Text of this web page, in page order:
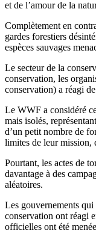
et de l’amour de la
Complètement en
gardes forestiers
espèces sauvages
Le secteur de la
conservation, les
conservation) a réagi
Le WWF a considéré
mais isolés,
d’un petit nombre de
limites de leur mission,
Pourtant, les actes de
davantage à des
aléatoires.
Les gouvernements
conservation ont réagi
officielles ont été